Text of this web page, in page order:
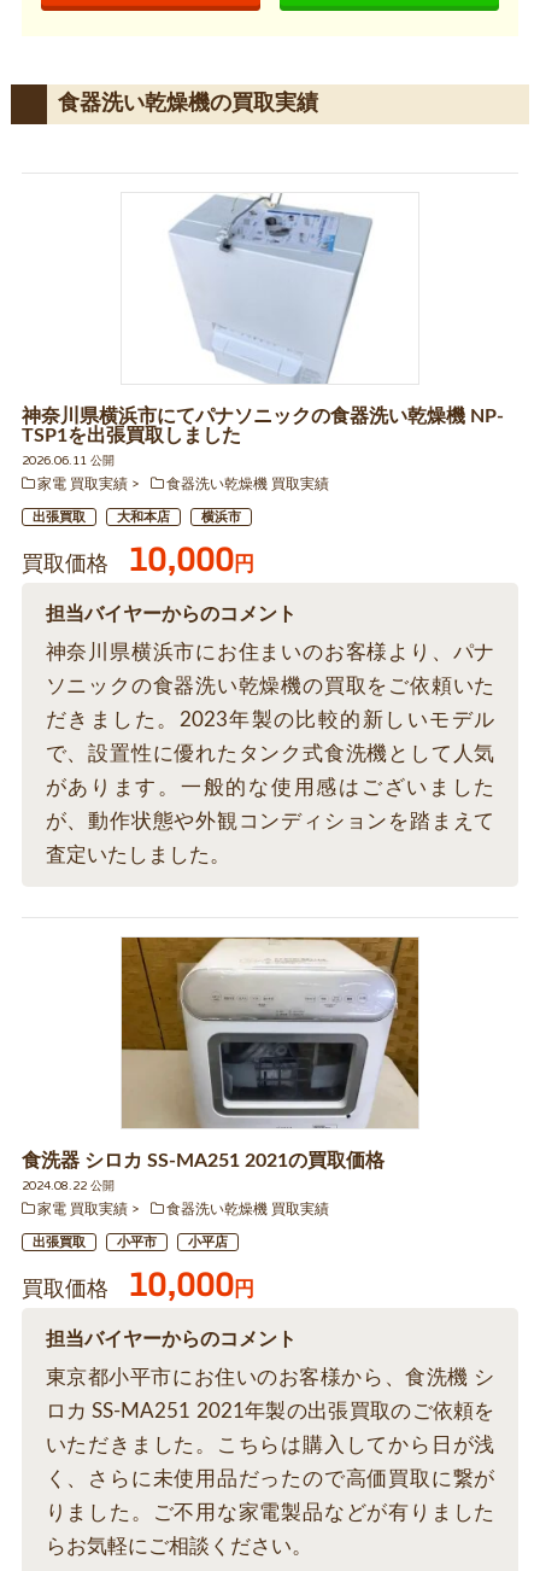
食器洗い乾燥機の買取実績
神奈川県横浜市にてパナソニックの食器洗い乾燥機 NP-
TSP1を出張買取しました
2026.06.11 公開
家電 買取実績
食器洗い乾燥機 買取実績
出張買取 大和本店 横浜市
買取価格 10,000円
担当バイヤーからのコメント
神奈川県横浜市にお住まいのお客様より、パナ
ソニックの食器洗い乾燥機の買取をご依頼いた
だきました。2023年製の比較的新しいモデル
で、設置性に優れたタンク式食洗機として人気
があります。一般的な使用感はございました
が、動作状態や外観コンディションを踏まえて
査定いたしました。
食洗器 シロカ SS-MA251 2021の買取価格
2024.08.22 公開
家電 買取実績
食器洗い乾燥機 買取実績
出張買取 小平市 小平店
買取価格 10,000円
担当バイヤーからのコメント
東京都小平市にお住いのお客様から、食洗機 シ
ロカ SS-MA251 2021年製の出張買取のご依頼を
いただきました。こちらは購入してから日が浅
く、さらに未使用品だったので高価買取に繋が
りました。ご不用な家電製品などが有りました
らお気軽にご相談ください。